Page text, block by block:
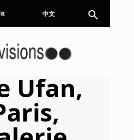
中文
Ufan,
à notre
!